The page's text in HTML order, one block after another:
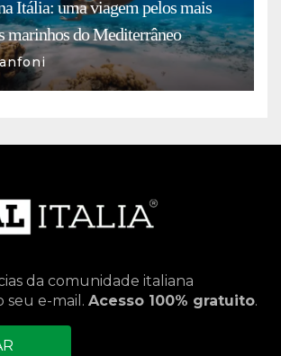
Itália: uma viagem pelos mais
marinhos do Mediterrâneo
da comunidade italiana
e-mail. Acesso 100% gratuito.